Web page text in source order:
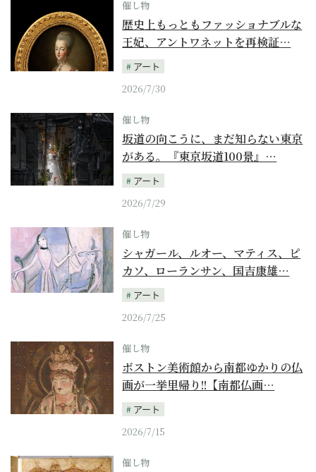
催し物
歴史上もっともファッショナブルな
王妃、アントワネットを再検証…
アート
2026/7/30
催し物
坂道の向こうに、まだ知らない東京
がある。『東京坂道100景』…
アート
2026/7/29
催し物
シャガール、ルオー、マティス、ピ
カソ、ローランサン、国吉康雄…
アート
2026/7/25
催し物
ボストン美術館から南都ゆかりの仏
画が一挙里帰り!!【南都仏画…
アート
2026/7/15
催し物